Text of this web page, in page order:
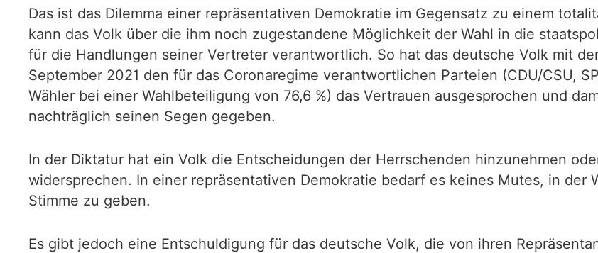
Das ist das Dilemma einer repräsentativen Demokratie im Gegensatz zu einem
kann das Volk über die ihm noch zugestandene Möglichkeit der Wahl in die
für die Handlungen seiner Vertreter verantwortlich. So hat das deutsche Volk mit
September 2021 den für das Coronaregime verantwortlichen Parteien (CDU/CSU,
Wähler bei einer Wahlbeteiligung von 76,6 %) das Vertrauen ausgesprochen und
nachträglich seinen Segen gegeben.
In der Diktatur hat ein Volk die Entscheidungen der Herrschenden hinzunehmen
widersprechen. In einer repräsentativen Demokratie bedarf es keines Mutes, in der
Stimme zu geben.
Es gibt jedoch eine Entschuldigung für das deutsche Volk, die von ihren